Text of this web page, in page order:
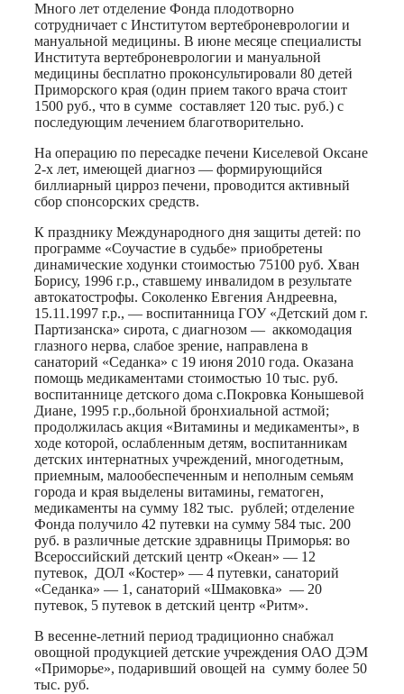
Много лет отделение Фонда плодотворно
сотрудничает с Институтом вертеброневрологии и
мануальной медицины. В июне месяце специалисты
Института вертеброневрологии и мануальной
медицины бесплатно проконсультировали 80 детей
Приморского края (один прием такого врача стоит
1500 руб., что в сумме составляет 120 тыс. руб.) с
последующим лечением благотворительно.
На операцию по пересадке печени Киселевой Оксане
2-х лет, имеющей диагноз — формирующийся
биллиарный цирроз печени, проводится активный
сбор спонсорских средств.
К празднику Международного дня защиты детей: по
программе «Соучастие в судьбе» приобретены
динамические ходунки стоимостью 75100 руб. Хван
Борису, 1996 г.р., ставшему инвалидом в результате
автокатострофы. Соколенко Евгения Андреевна,
15.11.1997 г.р., — воспитанница ГОУ «Детский дом г.
Партизанска» сирота, с диагнозом — аккомодация
глазного нерва, слабое зрение, направлена в
санаторий «Седанка» с 19 июня 2010 года. Оказана
помощь медикаментами стоимостью 10 тыс. руб.
воспитаннице детского дома с.Покровка Конышевой
Диане, 1995 г.р.,больной бронхиальной астмой;
продолжилась акция «Витамины и медикаменты», в
ходе которой, ослабленным детям, воспитанникам
детских интернатных учреждений, многодетным,
приемным, малообеспеченным и неполным семьям
города и края выделены витамины, гематоген,
медикаменты на сумму 182 тыс. рублей; отделение
Фонда получило 42 путевки на сумму 584 тыс. 200
руб. в различные детские здравницы Приморья: во
Всероссийский детский центр «Океан» — 12
путевок, ДОЛ «Костер» — 4 путевки, санаторий
«Седанка» — 1, санаторий «Шмаковка» — 20
путевок, 5 путевок в детский центр «Ритм».
В весенне-летний период традиционно снабжал
овощной продукцией детские учреждения ОАО ДЭМ
«Приморье», подаривший овощей на сумму более 50
тыс. руб.